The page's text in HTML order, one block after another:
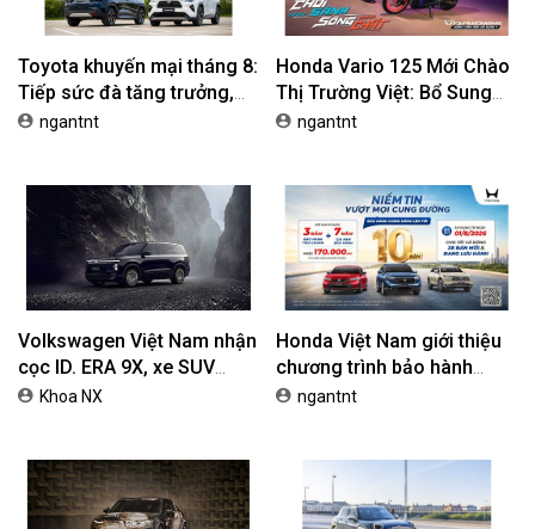
Toyota khuyến mại tháng 8:
Tiếp sức đà tăng trưởng,
tối ưu chi phí mua xe
ngantnt
Honda Vario 125 Mới Chào
Thị Trường Việt: Bổ Sung
Phiên Bản Street, Giá Từ
ngantnt
Volkswagen Việt Nam nhận
cọc ID. ERA 9X, xe SUV
EREV dự kiến giá dưới 3 tỷ
Khoa NX
Honda Việt Nam giới thiệu
chương trình bảo hành
chính hãng lên tới 10 năm
ngantnt